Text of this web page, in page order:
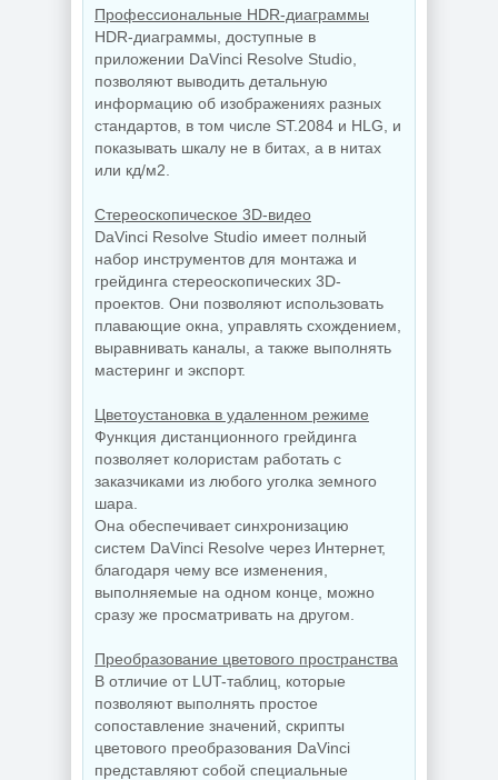
Профессиональные HDR-диаграммы
HDR-диаграммы, доступные в
приложении DaVinci Resolve Studio,
позволяют выводить детальную
информацию об изображениях разных
стандартов, в том числе ST.2084 и HLG, и
показывать шкалу не в битах, а в нитах
или кд/м2.
Стереоскопическое 3D-видео
DaVinci Resolve Studio имеет полный
набор инструментов для монтажа и
грейдинга стереоскопических 3D-
проектов. Они позволяют использовать
плавающие окна, управлять схождением,
выравнивать каналы, а также выполнять
мастеринг и экспорт.
Цветоустановка в удаленном режиме
Функция дистанционного грейдинга
позволяет колористам работать с
заказчиками из любого уголка земного
шара.
Она обеспечивает синхронизацию
систем DaVinci Resolve через Интернет,
благодаря чему все изменения,
выполняемые на одном конце, можно
сразу же просматривать на другом.
Преобразование цветового пространства
В отличие от LUT-таблиц, которые
позволяют выполнять простое
сопоставление значений, скрипты
цветового преобразования DaVinci
представляют собой специальные